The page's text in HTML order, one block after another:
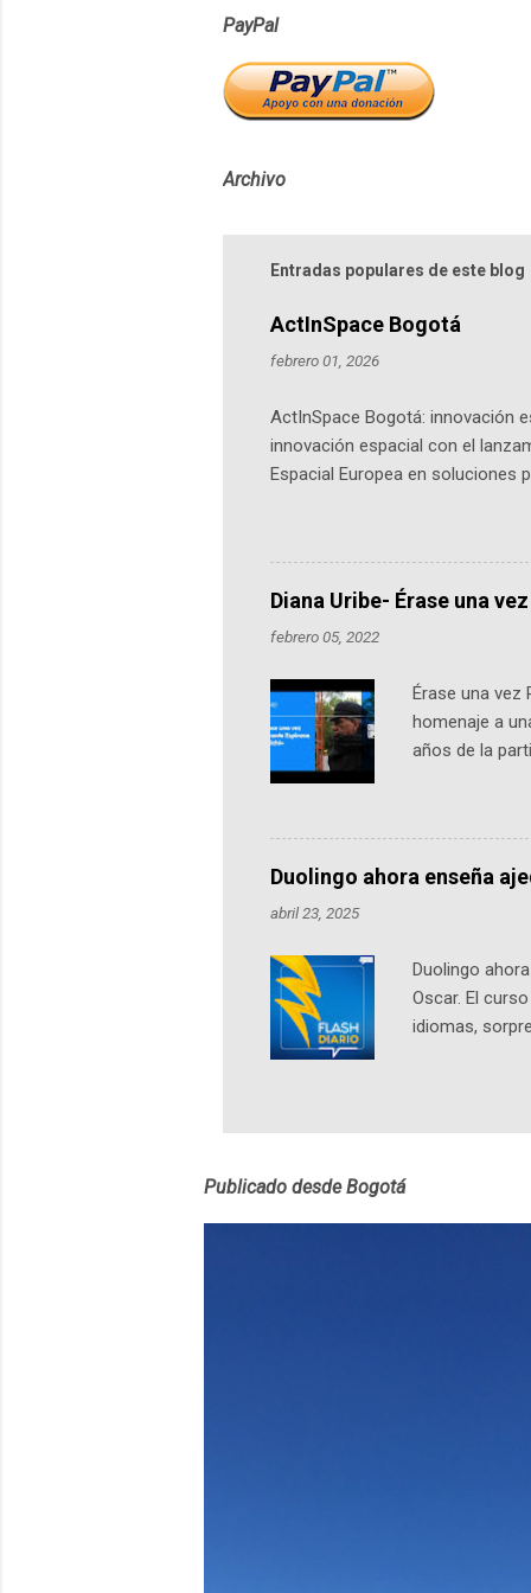
PayPal
Archivo
Entradas populares de este blog
ActInSpace Bogotá
febrero 01, 2026
ActInSpace Bogotá: innovación
innovación espacial con el
Espacial Europea en soluciones
emprendedores y estudiantes.
más de 60 ciudades, donde
datos orbitales. En Bogotá,
Diana Uribe- Érase una
febrero 05, 2022
Érase una vez
homenaje a
años de la
podcast, de
nuestro
Notas del
pueden
Duolingo ahora enseña
abril 23, 2025
Duolingo
Oscar. El
idiomas,
estará
personajes
Publicado desde Bogotá